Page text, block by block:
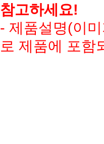
참고하세요!
- 제품설명(이
로 제품에 포함